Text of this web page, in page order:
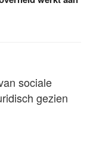
sociale
gezien